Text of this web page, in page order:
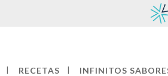
RECETAS INFINITOS